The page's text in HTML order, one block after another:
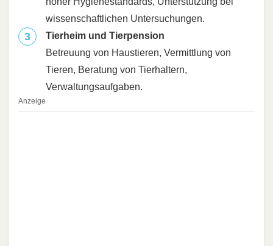
wissenschaftlichen Untersuchungen.
Tierheim und Tierpension
Betreuung von Haustieren, Vermittlung von
Tieren, Beratung von Tierhaltern,
Verwaltungsaufgaben.
Anzeige